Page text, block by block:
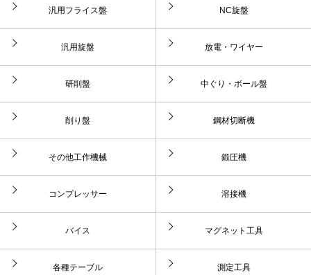
汎用フライス盤 NC旋盤
汎用旋盤 放電・ワイヤー
研削盤 中ぐり・ボール盤
削り盤 鋼材切断機
その他工作機械 鍛圧機
コンプレッサー 溶接機
バイス マグネット工具
各種テーブル 測定工具